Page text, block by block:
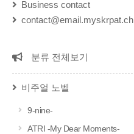
Business contact
contact@email.myskrpat.ch
CATEGORY
분류 전체보기
비주얼 노벨
9-nine-
ATRI -My Dear Moments-